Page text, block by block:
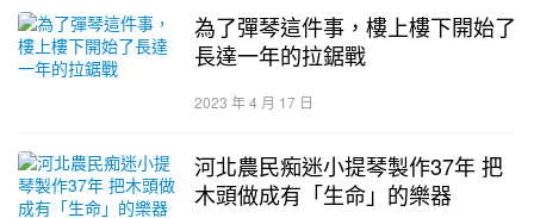
為了彈琴這件事，樓上樓下開始了
長達一年的拉鋸戰
2023 年 4 月 17 日
河北農民痴迷小提琴製作37年 把
木頭做成有「生命」的樂器